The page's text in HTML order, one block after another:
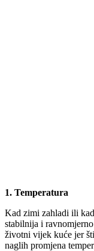
1. Temperatura
Kad zimi zahladi ili
stabilnija i
životni vijek kuće jer
naglih promjena